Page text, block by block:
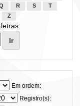
R S
T
Z
Em ordem:
Registro(s):